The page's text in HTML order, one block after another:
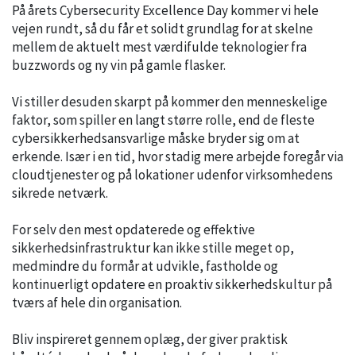
På årets Cybersecurity Excellence Day kommer vi hele
vejen rundt, så du får et solidt grundlag for at skelne
mellem de aktuelt mest værdifulde teknologier fra
buzzwords og ny vin på gamle flasker.
Vi stiller desuden skarpt på kommer den menneskelige
faktor, som spiller en langt større rolle, end de fleste
cybersikkerhedsansvarlige måske bryder sig om at
erkende. Især i en tid, hvor stadig mere arbejde foregår via
cloudtjenester og på lokationer udenfor virksomhedens
sikrede netværk.
For selv den mest opdaterede og effektive
sikkerhedsinfrastruktur kan ikke stille meget op,
medmindre du formår at udvikle, fastholde og
kontinuerligt opdatere en proaktiv sikkerhedskultur på
tværs af hele din organisation.
Bliv inspireret gennem oplæg, der giver praktisk